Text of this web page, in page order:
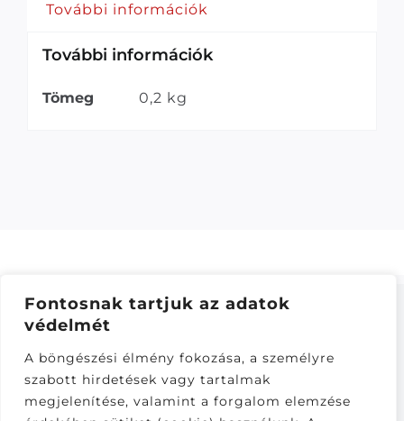
Fontosnak tartjuk az adatok
védelmét
A böngészési élmény fokozása, a személyre
szabott hirdetések vagy tartalmak
megjelenítése, valamint a forgalom elemzése
További információk
További információk
Tömeg 0,2 kg
ELÁLLÁS
Látogatók: